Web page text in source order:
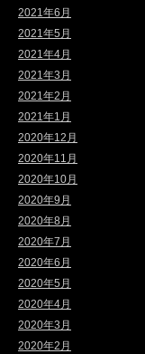
2021年6月
2021年5月
2021年4月
2021年3月
2021年2月
2021年1月
2020年12月
2020年11月
2020年10月
2020年9月
2020年8月
2020年7月
2020年6月
2020年5月
2020年4月
2020年3月
2020年2月